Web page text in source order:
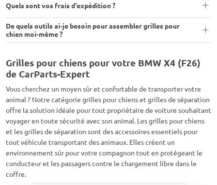
Quels sont vos frais d'expédition ?
De quels outils ai-je besoin pour assembler grilles pour
chien moi-même ?
Grilles pour chiens pour votre BMW X4 (F26)
de CarParts-Expert
Vous cherchez un moyen sûr et confortable de transporter votre
animal ? Notre catégorie grilles pour chiens et grilles de séparation
offre la solution idéale pour tout propriétaire de voiture souhaitant
voyager en toute sécurité avec son animal. Les grilles pour chiens
et les grilles de séparation sont des accessoires essentiels pour
tout véhicule transportant des animaux. Elles créent un
environnement sûr pour votre compagnon tout en protégeant le
conducteur et les passagers contre le chargement libre dans le
coffre.